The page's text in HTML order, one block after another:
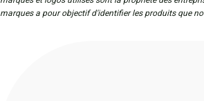
marques a pour objectif d'identifier les produits que